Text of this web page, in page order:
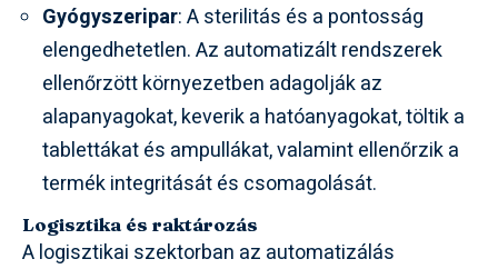
Gyógyszeripar: A sterilitás és a pontosság
elengedhetetlen. Az automatizált rendszerek
ellenőrzött környezetben adagolják az
alapanyagokat, keverik a hatóanyagokat, töltik a
tablettákat és ampullákat, valamint ellenőrzik a
termék integritását és csomagolását.
Logisztika és raktározás
A logisztikai szektorban az automatizálás